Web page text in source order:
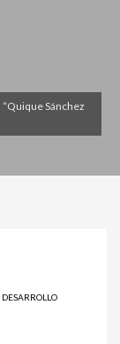
Sánchez
DESARROLLO